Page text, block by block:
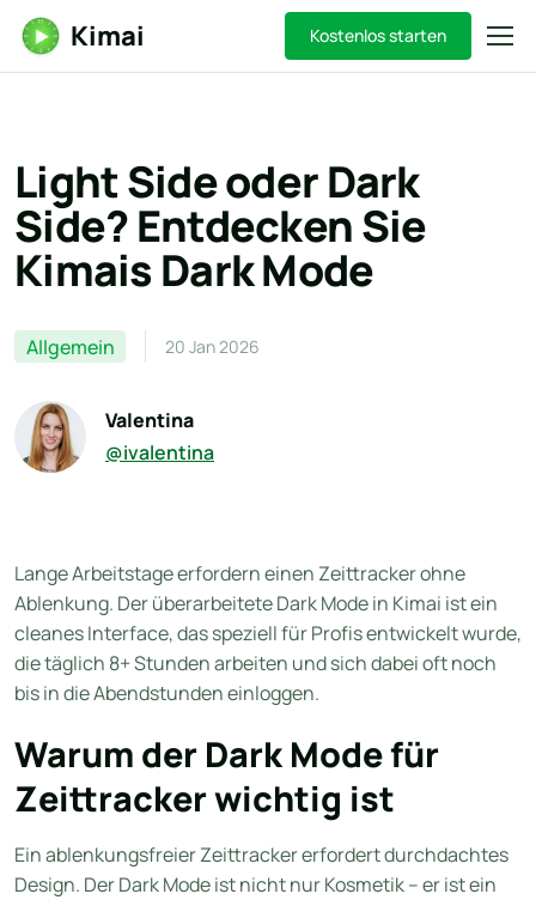
Kimai Kostenlos starten
Light Side oder Dark
Side? Entdecken Sie
Kimais Dark Mode
Allgemein 20 Jan 2026
Valentina
@ivalentina
Lange Arbeitstage erfordern einen Zeittracker ohne
Ablenkung. Der überarbeitete Dark Mode in Kimai ist ein
cleanes Interface, das speziell für Profis entwickelt wurde,
die täglich 8+ Stunden arbeiten und sich dabei oft noch
bis in die Abendstunden einloggen.
Warum der Dark Mode für
Zeittracker wichtig ist
Ein ablenkungsfreier Zeittracker erfordert durchdachtes
Design. Der Dark Mode ist nicht nur Kosmetik – er ist ein